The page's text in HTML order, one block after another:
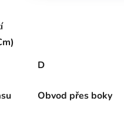
D
Obvod přes boky